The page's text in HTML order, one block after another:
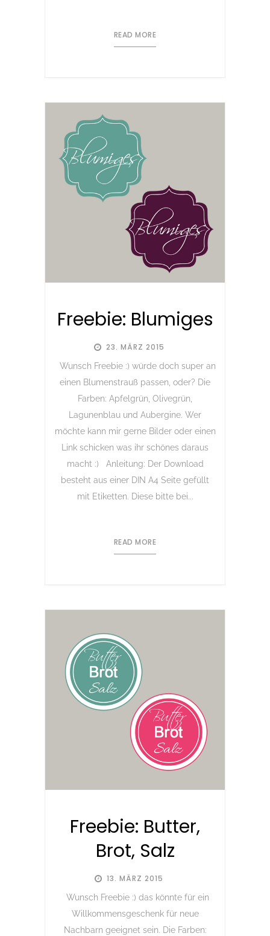
READ MORE
23. MÄRZ 2015
Freebie: Blumiges
Wunsch Freebie :) würde doch super an
einen Blumenstrauß passen, oder? Die
Farben: Apfelgrün, Olivegrün,
Lagunenblau und Aubergine. Wer
möchte kann mir gerne Bilder oder einen
Link schicken was ihr schönes daraus
macht :) Anleitung: Der Download
besteht aus einer DIN A4 Seite gefüllt
mit Etiketten. Diese bitte bei...
READ MORE
13. MÄRZ 2015
Freebie: Butter,
Brot, Salz
Wunsch Freebie :) das könnte für ein
Willkommensgeschenk für neue
Nachbarn geeignet sein. Die Farben: